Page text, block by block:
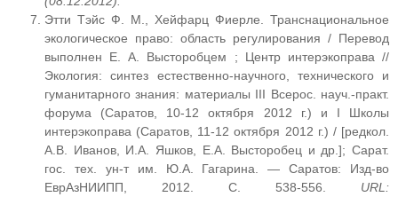
Этти Тэйс Ф. М., Хейфарц Фиерле. Транснациональное
экологическое право: область регулирования / Перевод
выполнен Е. А. Высторобцем ; Центр интерэкоправа //
Экология: синтез естественно-научного, технического и
гуманитарного знания: материалы III Всерос. науч.-практ.
форума (Саратов, 10-12 октября 2012 г.) и I Школы
интерэкоправа (Саратов, 11-12 октября 2012 г.) / [редкол.
А.В. Иванов, И.А. Яшков, Е.А. Высторобец и др.]; Сарат.
гос. тех. ун-т им. Ю.А. Гагарина. — Саратов: Изд-во
ЕврАзНИИПП, 2012. С. 538-556.
URL :